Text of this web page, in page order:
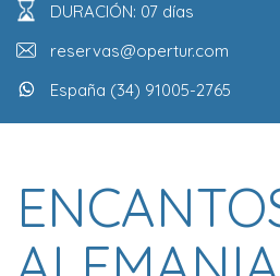
DURACIÓN: 07 días
reservas@opertur.com
España (34) 91005-2765